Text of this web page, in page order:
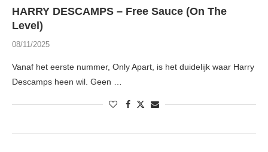
HARRY DESCAMPS – Free Sauce (On The
Level)
08/11/2025
Vanaf het eerste nummer, Only Apart, is het duidelijk waar Harry
Descamps heen wil. Geen …